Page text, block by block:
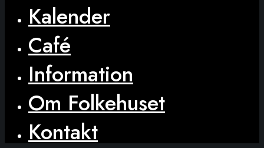
Kalender
Café
Information
Om Folkehuset
Kontakt